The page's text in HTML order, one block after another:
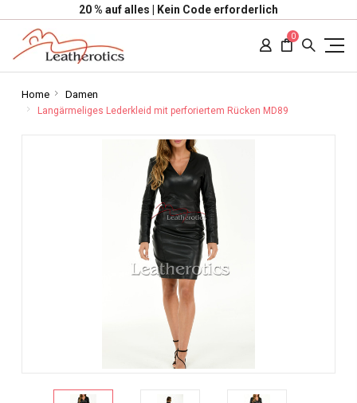
20 % auf alles | Kein Code erforderlich
0
Home Damen
Langärmeliges Lederkleid mit perforiertem Rücken MD89